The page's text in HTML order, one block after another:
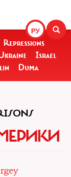
РУ
Repressions
Israel
Duma